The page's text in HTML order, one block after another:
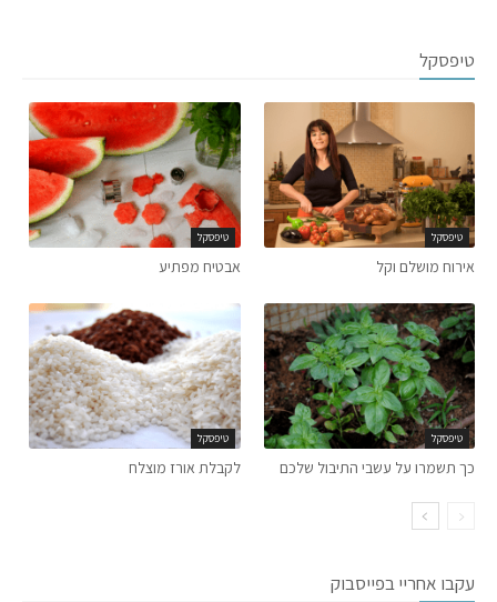
טיפסקל
טיפסקל
אירוח מושלם וקל
טיפסקל
אבטיח מפתיע
טיפסקל
כך תשמרו על עשבי התיבול שלכם
טיפסקל
לקבלת אורז מוצלח
עקבו אחריי בפייסבוק